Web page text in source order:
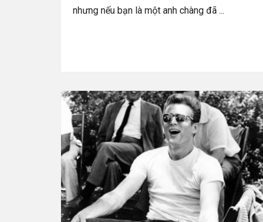
nhưng nếu bạn là một anh chàng đã ...